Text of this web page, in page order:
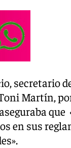
secretario
Martín,
en sus